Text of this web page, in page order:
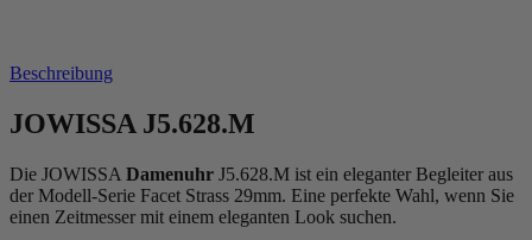
Beschreibung
JOWISSA J5.628.M
Die JOWISSA Damenuhr J5.628.M ist ein eleganter Begleiter aus
der Modell-Serie Facet Strass 29mm. Eine perfekte Wahl, wenn Sie
einen Zeitmesser mit einem eleganten Look suchen.